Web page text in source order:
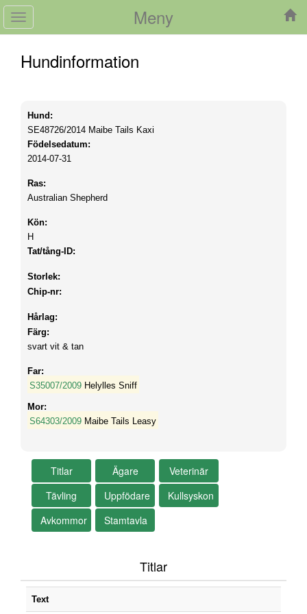
Meny
Toggle
navigation
Hundinformation
Hund:
SE48726/2014 Maibe Tails Kaxi
Födelsedatum:
2014-07-31
Ras:
Australian Shepherd
Kön:
H
Tat/tång-ID:
Storlek:
Chip-nr:
Hårlag:
Färg:
svart vit & tan
Far:
S35007/2009 Helylles Sniff
Mor:
S64303/2009 Maibe Tails Leasy
Titlar
Text